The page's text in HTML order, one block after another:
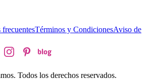
frecuentesTérminos y CondicionesAviso de
Todos los derechos reservados.